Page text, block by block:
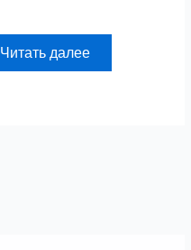
Читать далее